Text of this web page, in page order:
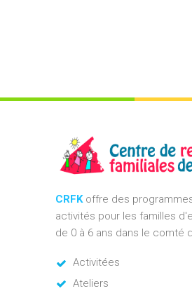
CRFKoffre des
activités pour les familles
de 0 à 6 ans dans le comté
Activitées
Ateliers